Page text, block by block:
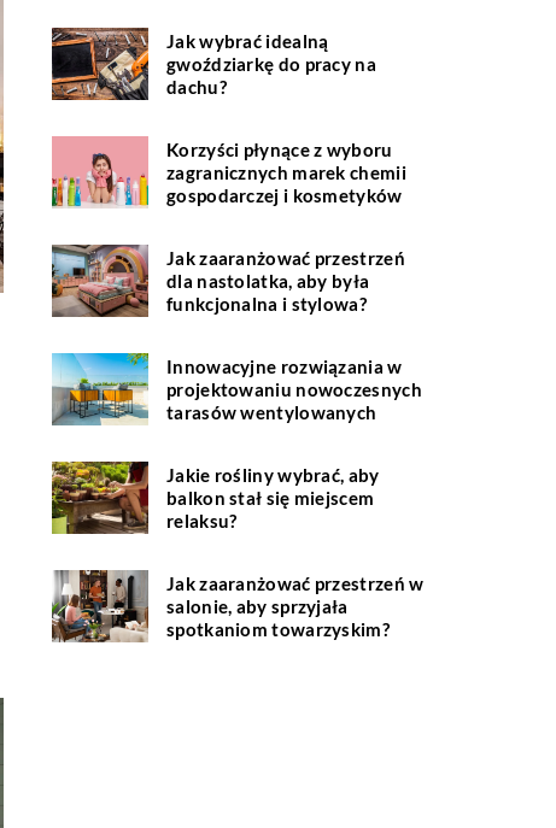
Jak wybrać idealną
gwoździarkę do pracy na
dachu?
Korzyści płynące z wyboru
zagranicznych marek chemii
gospodarczej i kosmetyków
Jak zaaranżować przestrzeń
dla nastolatka, aby była
funkcjonalna i stylowa?
Innowacyjne rozwiązania w
projektowaniu nowoczesnych
tarasów wentylowanych
Jakie rośliny wybrać, aby
balkon stał się miejscem
relaksu?
Jak zaaranżować przestrzeń w
salonie, aby sprzyjała
spotkaniom towarzyskim?